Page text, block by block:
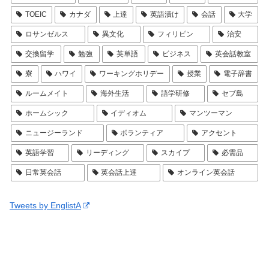
TOEIC カナダ 上達 英語漬け 会話 大学
ロサンゼルス 異文化 フィリピン 治安
交換留学 勉強 英単語 ビジネス 英会話教室
寮 ハワイ ワーキングホリデー 授業 電子辞書
ルームメイト 海外生活 語学研修 セブ島
ホームシック イディオム マンツーマン
ニュージーランド ボランティア アクセント
英語学習 リーディング スカイプ 必需品
日常英会話 英会話上達 オンライン英会話
Tweets by EnglistA